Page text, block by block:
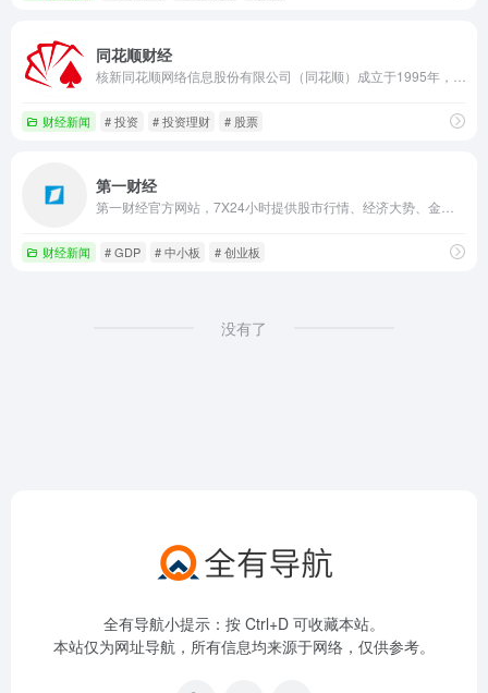
同花顺财经
财经新闻 # 投资 # 投资理财 # 股票
第一财经
财经新闻 # GDP # 中小板 # 创业板
没有了
全有导航小提示：按 Ctrl+D 可收藏本站。
本站仅为网址导航，所有信息均来源于网络，仅供参考。